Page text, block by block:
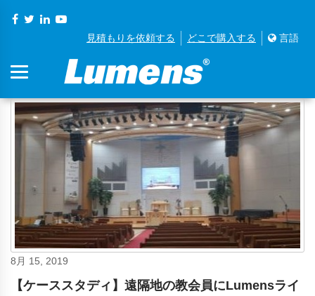
見積もりを依頼する どこで購入する 言語
8月 15, 2019
【ケーススタディ】遠隔地の教会員にLumensライ